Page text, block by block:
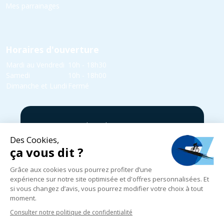
Mes parrainages
Horaires d'ouverture
Mardi au Vendredi
10h - 18h30
Samedi
10h - 18h00
Dimanche et Lundi Fermé
5 rue Yvonne Edmond Foinant,
03 24 52 05 87
Suivez nous sur Facebook !
Mentions légales|Politique de confidentialité